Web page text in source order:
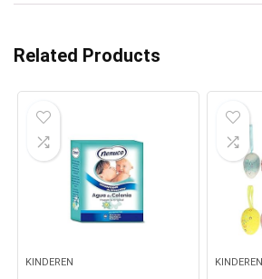
Related Products
KINDEREN KINDEREN